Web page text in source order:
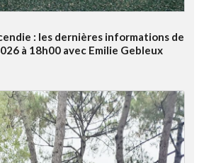
: les dernières informations de
à 18h00 avec Emilie Gebleux